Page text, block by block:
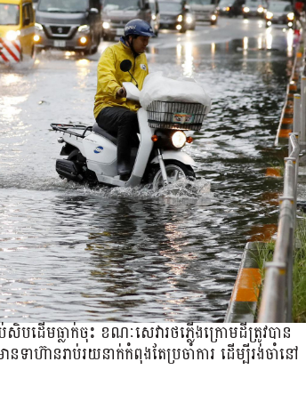
បដើមធ្លាក់ចុះ ខណៈសេវារថភ្លើងក្រោមដីត្រូវបាន
ទាហ៊ាន​រាប់​រយ​នាក់​កំពុងតែប្រចាំការ ដើម្បី​រង់ចាំ​នៅ​